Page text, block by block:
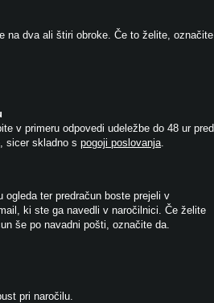
na dva ali štiri obroke. Če to želite, označite
v primeru odpovedi udeležbe do 48 ur pred
sicer skladno s pogoji poslovanja.
ogleda ter predračun boste prejeli v
ki ste ga navedli v naročilnici. Če želite
še po navadni pošti, označite da.
pri naročilu.